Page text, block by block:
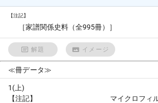
【注記】
［家譜関係史料（全995冊）］
解題 イメージ
≪冊データ≫
1(上)
【注記】
マイクロフィ